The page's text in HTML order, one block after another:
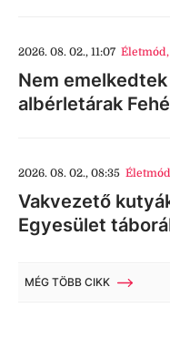
2026. 08. 02., 11:07 Életmód,
Nem
albérletárak
2026. 08. 02., 08:35
Vakvezető
Egyesület
MÉG TÖBB CIKK